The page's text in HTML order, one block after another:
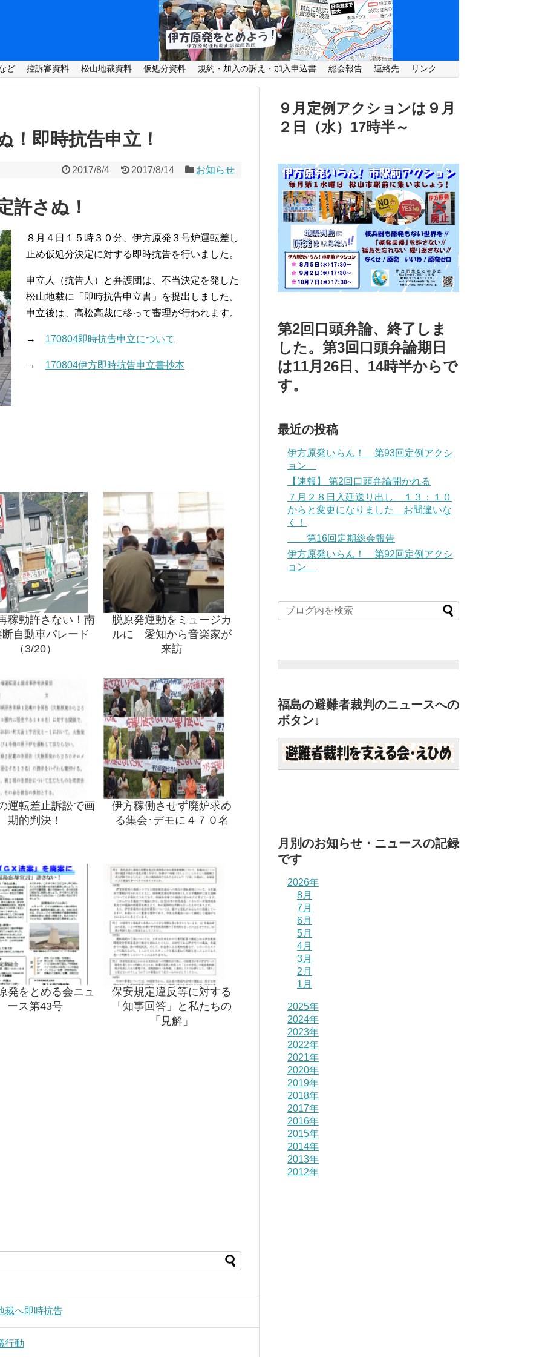
ど 控訴審資料 松山地裁資料 仮処分資料 規約・加入の訴え・加入申込書 総会報告 連絡先 リンク
！即時抗告申立！
2017/8/4 2017/8/14 お知らせ
許さぬ！
８月４日１５時３０分、伊方原発３号炉運転差し
止め仮処分決定に対する即時抗告を行いました。
申立人（抗告人）と弁護団は、不当決定を発した
松山地裁に「即時抗告申立書」を提出しました。
申立後は、高松高裁に移って審理が行われます。
→ 170804即時抗告申立について
→ 170804伊方即時抗告申立書抄本
稼動許さない！南
自動車パレード
（3/20）
脱原発運動をミュージカ
ルに 愛知から音楽家が
来訪
運転差止訴訟で画
期的判決！
伊方稼働させず廃炉求め
る集会･デモに４７０名
発をとめる会ニュ
ース第43号
保安規定違反等に対する
「知事回答」と私たちの
「見解」
裁へ即時抗告
行動
９月定例アクションは９月
２日（水） 17時半～
第2回口頭弁論、終了しま
した。第3回口頭弁論期日
は11月26日、14時半からで
す。
最近の投稿
伊方原発いらん！ 第93回定例アクシ
ョン
【速報】 第2回口頭弁論開かれる
７月２８日入廷送り出し １３：１０
からと変更になりました お間違いな
く！
第16回定期総会報告
伊方原発いらん！ 第92回定例アクシ
ョン
福島の避難者裁判のニュースへの
ボタン↓
月別のお知らせ・ニュースの記録
です
2026年
8月
7月
6月
5月
4月
3月
2月
1月
2025年
2024年
2023年
2022年
2021年
2020年
2019年
2018年
2017年
2016年
2015年
2014年
2013年
2012年